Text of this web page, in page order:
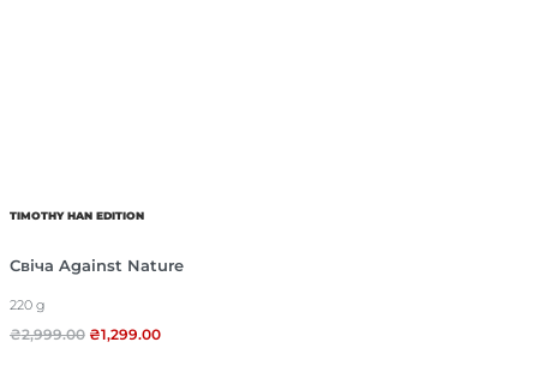
TIMOTHY HAN EDITION
Свіча Against Nature
220 g
₴2,999.00 ₴1,299.00